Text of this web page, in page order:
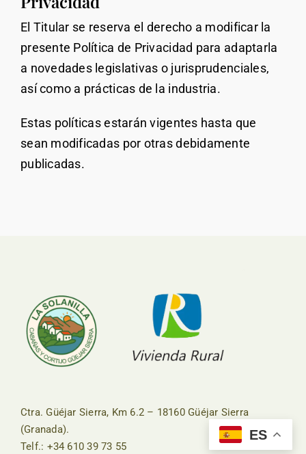
El Titular se reserva el derecho a modificar la
presente Política de Privacidad para adaptarla
a novedades legislativas o jurisprudenciales,
así como a prácticas de la industria.
Estas políticas estarán vigentes hasta que
sean modificadas por otras debidamente
publicadas.
Ctra. Güéjar Sierra, Km 6.2 – 18160 Güéjar Sierra
(Granada).
Telf.: +34 610 39 73 55
ES